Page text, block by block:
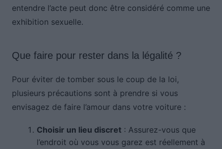
entendre l’acte peut donc être considéré comme une
exhibition sexuelle.
Que faire pour rester dans la légalité ?
Pour éviter de tomber sous le coup de la loi,
plusieurs précautions sont à prendre si vous
envisagez de faire l’amour dans votre voiture :
Choisir un lieu discret: Assurez-vous que
l’endroit où vous vous garez est réellement à